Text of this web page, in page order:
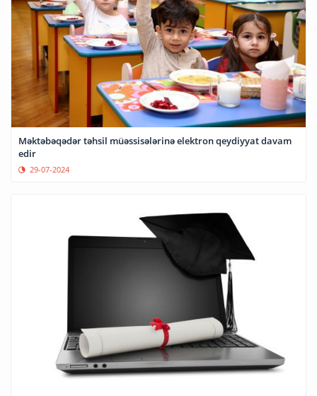
Məktəbəqədər təhsil müəssisələrinə elektron qeydiyyat davam
edir
29-07-2024